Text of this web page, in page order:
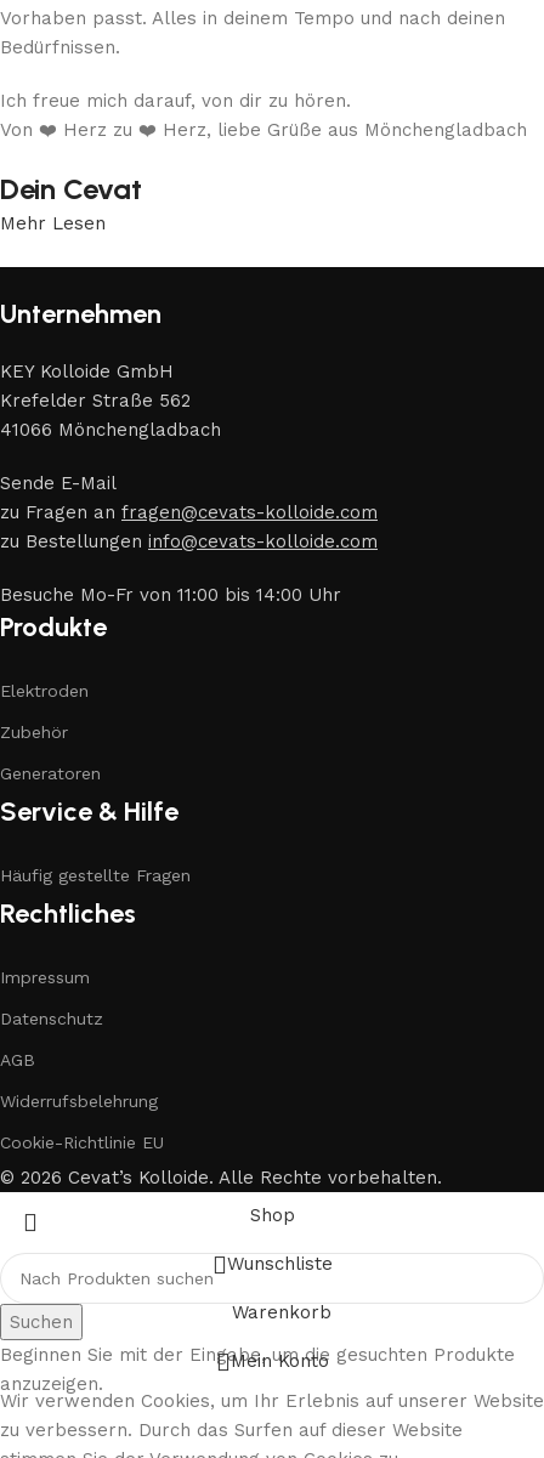
Vorhaben passt. Alles in deinem Tempo und nach deinen
Bedürfnissen.
Ich freue mich darauf, von dir zu hören.
Von ❤️ Herz zu ❤️ Herz, liebe Grüße aus Mönchengladbach
Dein Cevat
Mehr Lesen
Unternehmen
KEY Kolloide GmbH
Krefelder Straße 562
41066 Mönchengladbach
Sende E-Mail
zu Fragen an fragen@cevats-kolloide.com
zu Bestellungen info@cevats-kolloide.com
Besuche Mo-Fr von 11:00 bis 14:00 Uhr
Produkte
Elektroden
Zubehör
Generatoren
Service & Hilfe
Häufig gestellte Fragen
Rechtliches
Impressum
Datenschutz
AGB
Widerrufsbelehrung
Cookie-Richtlinie EU
© 2026 Cevat’s Kolloide. Alle Rechte vorbehalten.
Suchen
Beginnen Sie mit der Eingabe, um die gesuchten Produkte
anzuzeigen.
Shop
Wunschliste
Warenkorb
Mein Konto
Wir verwenden Cookies, um Ihr Erlebnis auf unserer Website
zu verbessern. Durch das Surfen auf dieser Website